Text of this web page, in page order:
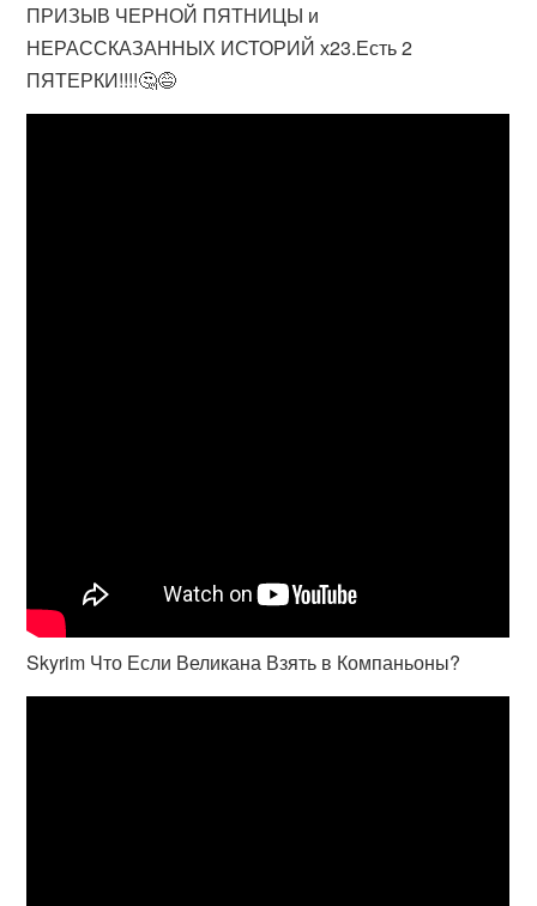
ПРИЗЫВ ЧЕРНОЙ ПЯТНИЦЫ и
НЕРАССКАЗАННЫХ ИСТОРИЙ х23.Есть 2
ПЯТЕРКИ!!!!🤔😅
Skyrim Что Если Великана Взять в Компаньоны?